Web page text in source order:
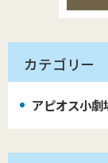
カテゴリー
アピオス小